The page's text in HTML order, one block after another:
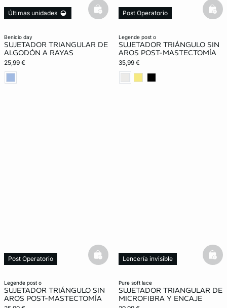
benicio day
SUJETADOR TRIANGULAR DE
ALGODÓN A RAYAS
25,99 €
Últimas unidades basketfull
legende post o
SUJETADOR TRIÁNGULO SIN
AROS POST-MASTECTOMÍA
35,99 €
Post Operatorio
legende post o
SUJETADOR TRIÁNGULO SIN
AROS POST-MASTECTOMÍA
Post Operatorio basketfull
pure soft lace
SUJETADOR TRIANGULAR DE
MICROFIBRA Y ENCAJE
Lencería invisible